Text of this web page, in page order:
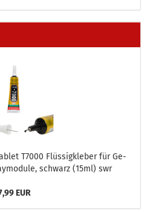
T7000 Flüs­sig­kle­ber für Ge­
schwarz (15ml) swr
EUR